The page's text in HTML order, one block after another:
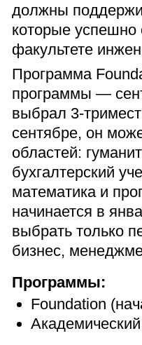
должны
которые
факультете
Программа
программы —
выбрал 3-
сентябре, он
областей:
бухгалтерский
математика и
начинается в
выбрать только
бизнес,
Программы:
Foundation